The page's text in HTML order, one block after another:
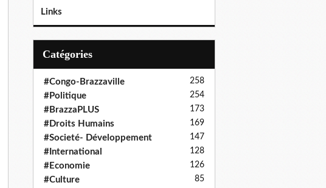
Links
Catégories
#Congo-Brazzaville 258
#Politique 254
#BrazzaPLUS 173
#Droits Humains 169
#Societé- Développement 147
#International 128
#Economie 126
#Culture 85